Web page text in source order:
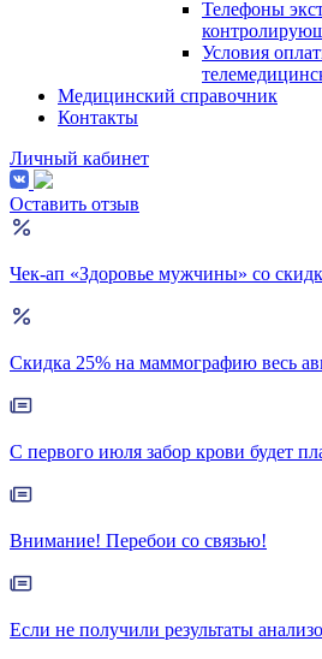
Телефоны
Условия
Медицинский справочник
Контакты
Личный кабинет
Оставить отзыв
Чек-ап «Здоровье мужчины» со
Скидка 25% на маммографию весь
С первого июля забор крови будет
Внимание! Перебои со связью!
Если не получили результаты